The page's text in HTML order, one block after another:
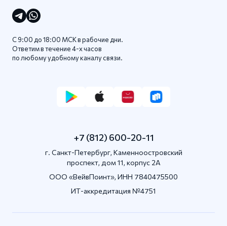
С 9:00 до 18:00 МСК в рабочие дни.
Ответим в течение 4-x часов
по любому удобному каналу связи.
+7 (812) 600-20-11
г. Санкт-Петербург, Каменноостровский
проспект, дом 11, корпус 2А
OOO «ВейвПоинт», ИНН 7840475500
ИТ-аккредитация №4751